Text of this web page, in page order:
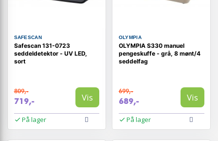
SAFESCAN
Safescan 131-0723
seddeldetektor - UV LED,
sort
809,-
719,- Vis
På lager
OLYMPIA
OLYMPIA S330 manuel
pengeskuffe - grå, 8 mønt/4
seddelfag
699,-
689,- Vis
På lager